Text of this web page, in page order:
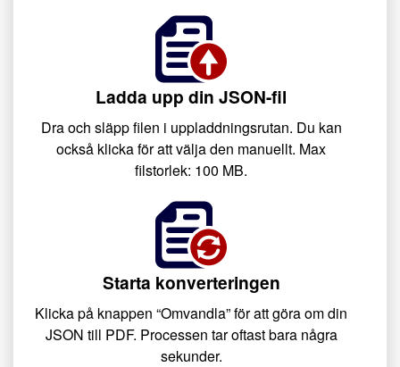
Ladda upp din JSON-fil
Dra och släpp filen i uppladdningsrutan. Du kan
också klicka för att välja den manuellt. Max
filstorlek: 100 MB.
Starta konverteringen
Klicka på knappen “Omvandla” för att göra om din
JSON till PDF. Processen tar oftast bara några
sekunder.